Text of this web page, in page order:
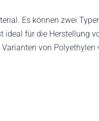
Es können zwei
ideal für die Herstellung
von